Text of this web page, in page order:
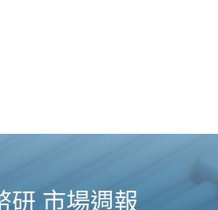
研 市場週報